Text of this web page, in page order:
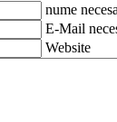
nume
E-Mail
Website